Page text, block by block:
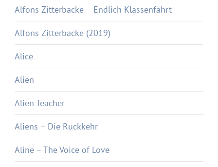
Alfons Zitterbacke – Endlich Klassenfahrt
Alfons Zitterbacke (2019)
Alice
Alien
Alien Teacher
Aliens – Die Rückkehr
Aline – The Voice of Love